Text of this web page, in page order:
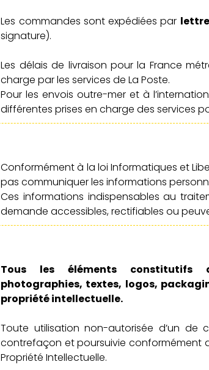
Les commandes sont expédiées par
signature).
Les délais de livraison pour la France
charge par les services de La Poste.
Pour les envois outre-mer et à
différentes prises en charge des services
Conformément à la loi Informatiques et
pas communiquer les informations
Ces informations indispensables au
demande accessibles, rectifiables ou
Tous les éléments
photographies, textes, logos,
propriété intellectuelle.
Toute utilisation non-autorisée d’un de
contrefaçon et poursuivie conformément
Propriété Intellectuelle.